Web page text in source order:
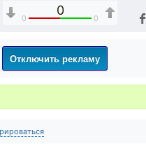
0
0 0
Отключить рекламу